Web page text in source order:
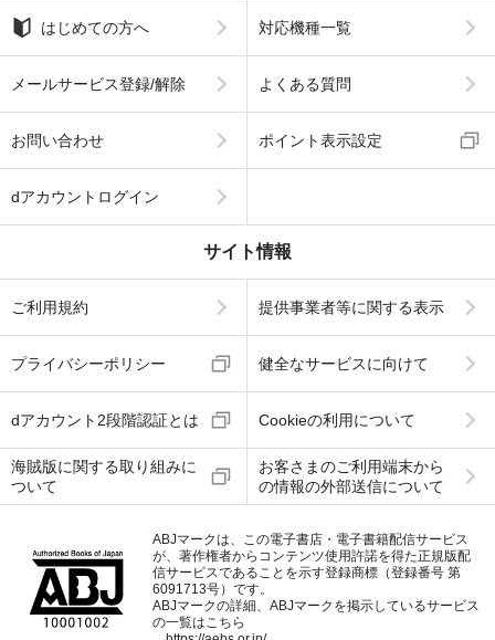
はじめての方へ 対応機種一覧
メールサービス登録/解除 よくある質問
お問い合わせ ポイント表示設定
dアカウントログイン
サイト情報
ご利用規約 提供事業者等に関する表示
プライバシーポリシー 健全なサービスに向けて
dアカウント2段階認証とは Cookieの利用について
海賊版に関する取り組みに
ついて
お客さまのご利用端末から
の情報の外部送信について
ABJマークは、この電子書店・電子書籍配信サービス
が、著作権者からコンテンツ使用許諾を得た正規版配
信サービスであることを示す登録商標（登録番号 第
6091713号）です。
ABJマークの詳細、ABJマークを掲示しているサービス
の一覧はこちら